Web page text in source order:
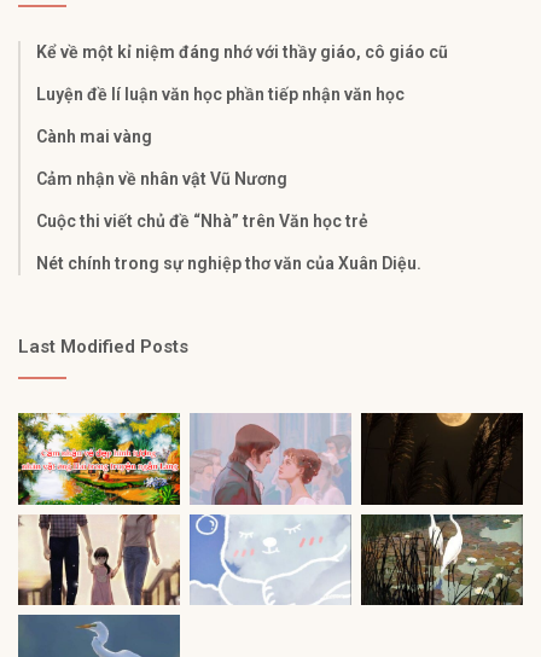
Kể về một kỉ niệm đáng nhớ với thầy giáo, cô giáo cũ
Luyện đề lí luận văn học phần tiếp nhận văn học
Cành mai vàng
Cảm nhận về nhân vật Vũ Nương
Cuộc thi viết chủ đề “Nhà” trên Văn học trẻ
Nét chính trong sự nghiệp thơ văn của Xuân Diệu.
Last Modified Posts